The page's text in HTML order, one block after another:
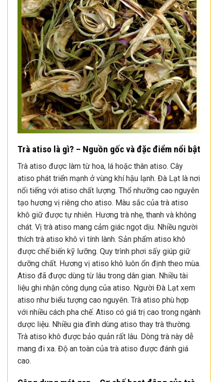
Trà atiso là gì? – Nguồn gốc và đặc điểm nổi bật
Trà atiso được làm từ hoa, lá hoặc thân atiso. Cây
atiso phát triển mạnh ở vùng khí hậu lạnh. Đà Lạt là nơi
nổi tiếng với atiso chất lượng. Thổ nhưỡng cao nguyên
tạo hương vị riêng cho atiso. Màu sắc của trà atiso
khô giữ được tự nhiên. Hương trà nhẹ, thanh và không
chát. Vị trà atiso mang cảm giác ngọt dịu. Nhiều người
thích trà atiso khô vì tính lành. Sản phẩm atiso khô
được chế biến kỹ lưỡng. Quy trình phơi sấy giúp giữ
dưỡng chất. Hương vị atiso khô luôn ổn định theo mùa.
Atiso đã được dùng từ lâu trong dân gian. Nhiều tài
liệu ghi nhận công dụng của atiso. Người Đà Lạt xem
atiso như biểu tượng cao nguyên. Trà atiso phù hợp
với nhiều cách pha chế. Atiso có giá trị cao trong ngành
dược liệu. Nhiều gia đình dùng atiso thay trà thường.
Trà atiso khô được bảo quản rất lâu. Dòng trà này dễ
mang đi xa. Độ an toàn của trà atiso được đánh giá
cao.